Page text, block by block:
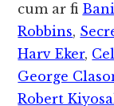
cum ar fi
Robbins,
Harv Eker,
George
Robert